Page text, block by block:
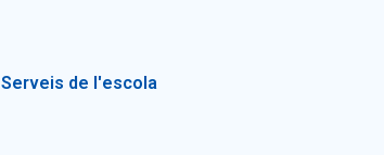
Serveis de l'escola